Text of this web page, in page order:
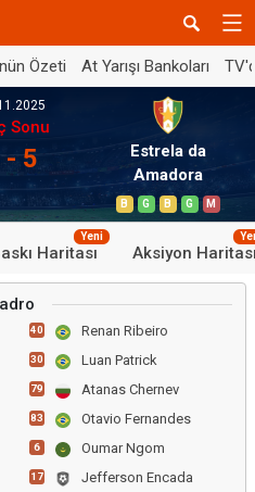
Özeti At Yarışı Bankoları
Sonu
- 5
Estrela da
Amadora
B G B G M
Haritası
Yeni
Aksiyon
40 Renan Ribeiro
30 Luan Patrick
79 Atanas Chernev
83 Otavio Fernandes
6 Oumar Ngom
17 Jefferson Encada